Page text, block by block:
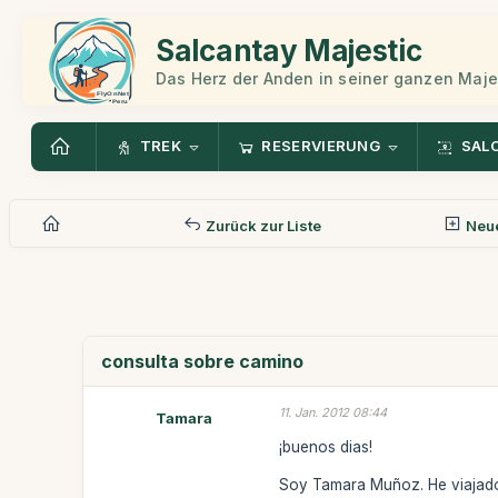
Salcantay Majestic
Das Herz der Anden in seiner ganzen
TREK RESERVIERUNG
Zurück zur Liste
consulta sobre camino
Tamara 11. Jan. 2012 08:44
¡buenos dias!
Soy Tamara Muñoz. He